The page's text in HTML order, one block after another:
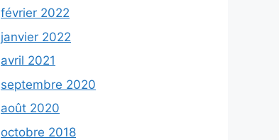
février 2022
janvier 2022
avril 2021
septembre 2020
août 2020
octobre 2018